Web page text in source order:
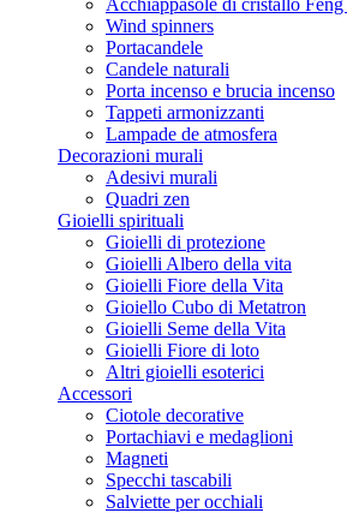
Acchiappasole di cristallo Feng
Wind spinners
Portacandele
Candele naturali
Porta incenso e brucia incenso
Tappeti armonizzanti
Lampade de atmosfera
Decorazioni murali
Adesivi murali
Quadri zen
Gioielli spirituali
Gioielli di protezione
Gioielli Albero della vita
Gioielli Fiore della Vita
Gioiello Cubo di Metatron
Gioielli Seme della Vita
Gioielli Fiore di loto
Altri gioielli esoterici
Accessori
Ciotole decorative
Portachiavi e medaglioni
Magneti
Specchi tascabili
Salviette per occhiali